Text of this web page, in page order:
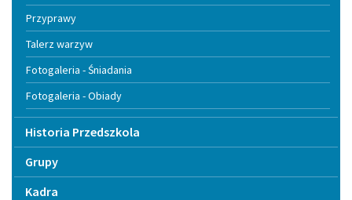
Przyprawy
Talerz warzyw
Fotogaleria - Śniadania
Fotogaleria - Obiady
Historia Przedszkola
Grupy
Kadra